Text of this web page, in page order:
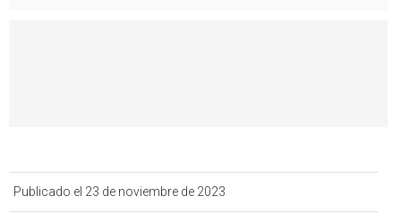
Publicado el 23 de noviembre de 2023